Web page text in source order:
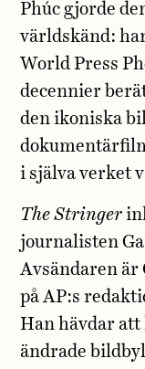
Phúc gjorde
världskänd:
World Press
decennier
den ikoniska
i själva verket
The Stringer
journalisten
Avsändaren
på AP:s
Han hävdar att
ändrade